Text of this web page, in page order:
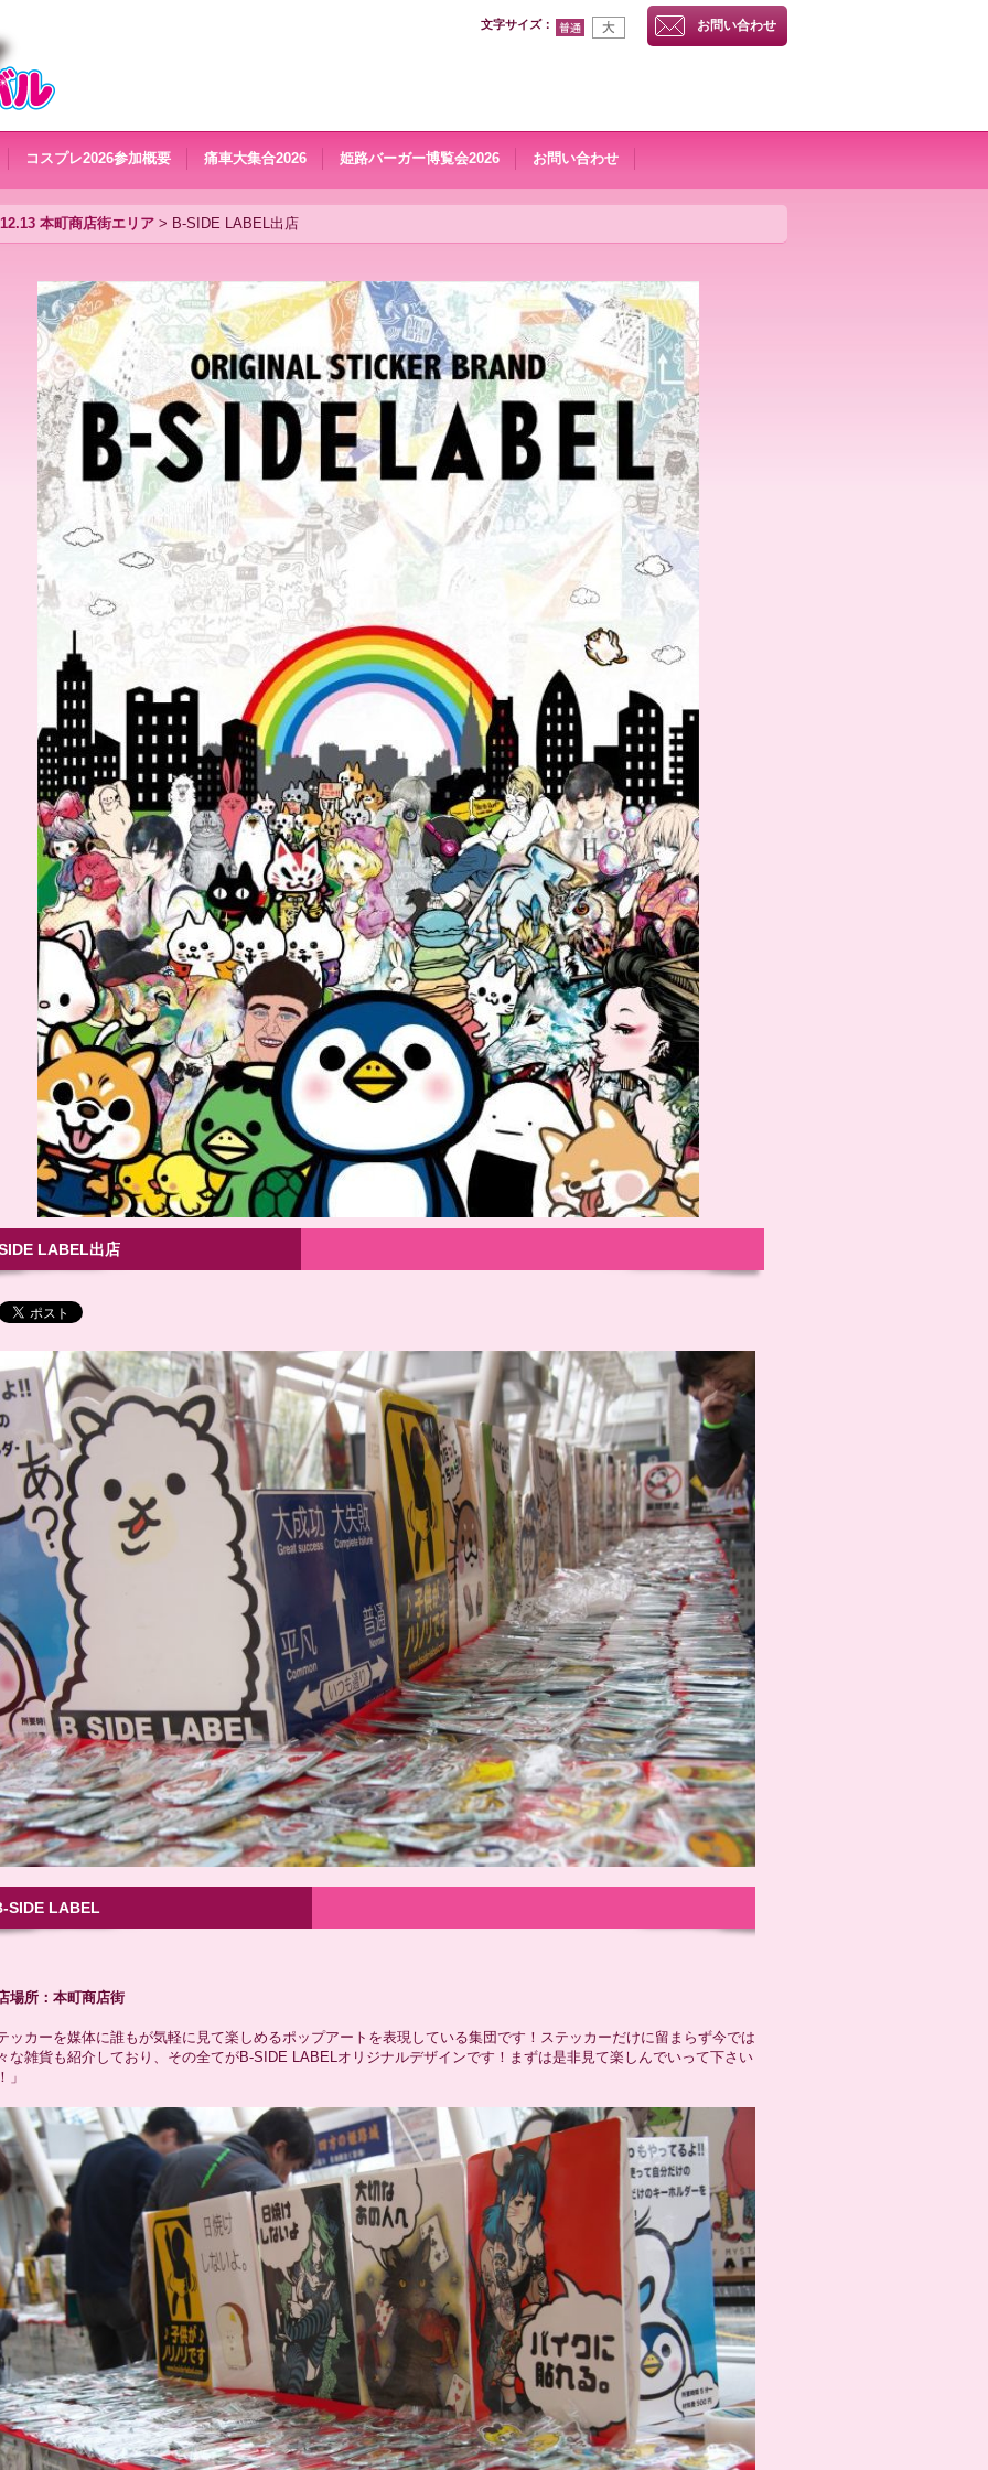
お問い合わせ
文字サイズ：
コスプレ2026参加概要 痛車大集合2026 姫路バーガー博覧会2026 お問い合わせ
本町商店街エリア > B-SIDE LABEL出店
LABEL出店
SIDE LABEL
場所：本町商店街
ッカーを媒体に誰もが気軽に見て楽しめるポップアートを表現している集団です！ステッカーだけに留まらず今では
な雑貨も紹介しており、その全てがB-SIDE LABELオリジナルデザインです！まずは是非見て楽しんでいって下さい
」